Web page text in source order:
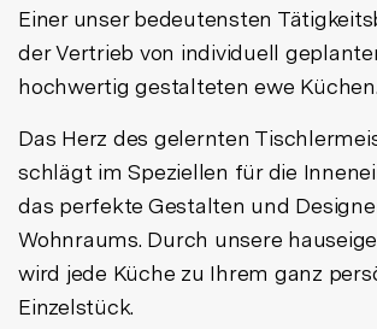
Einer unser bedeutensten
der Vertrieb von individuell
hochwertig gestalteten ewe Küchen.
Das Herz des gelernten
schlägt im Speziellen für die
das perfekte Gestalten und
Wohnraums. Durch unsere
wird jede Küche zu Ihrem ganz
Einzelstück.